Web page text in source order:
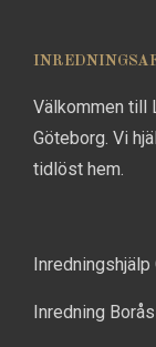
Välkommen till
Göteborg. Vi
tidlöst hem.
Inredningshjälp
Inredning Borås